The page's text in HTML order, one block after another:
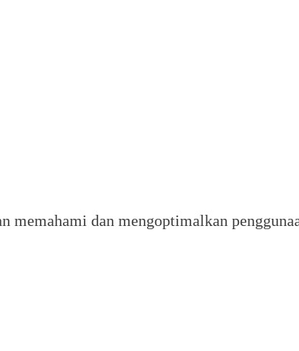
dan mengoptimalkan